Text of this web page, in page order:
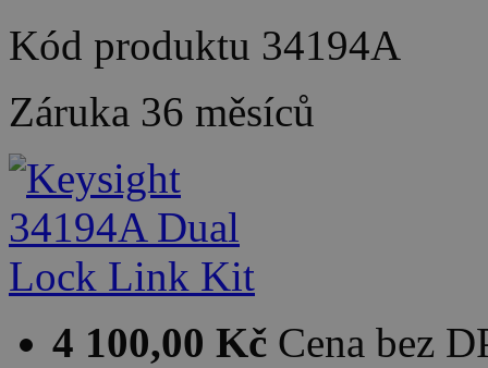
Kód produktu 34194A
Záruka 36 měsíců
4 100,00 Kč Cena bez